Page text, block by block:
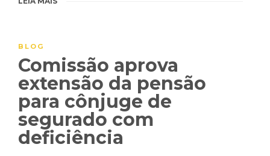
BLOG
Comissão aprova
extensão da pensão
para cônjuge de
segurado com
deficiência